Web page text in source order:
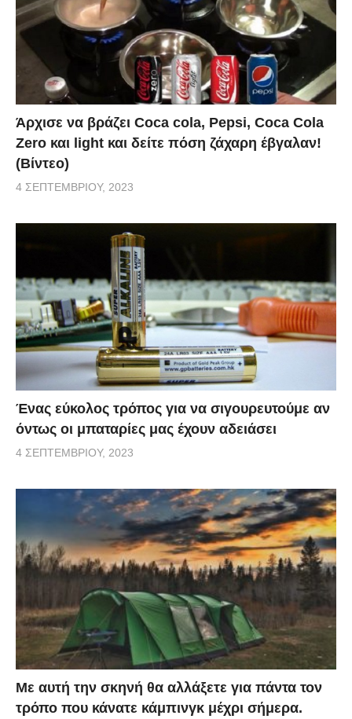
Άρχισε να βράζει Coca cola, Pepsi, Coca Cola
Zero και light και δείτε πόση ζάχαρη έβγαλαν!
(Βίντεο)
4 ΣΕΠΤΕΜΒΡΊΟΥ, 2023
Ένας εύκολος τρόπος για να σιγουρευτούμε αν
όντως οι μπαταρίες μας έχουν αδειάσει
4 ΣΕΠΤΕΜΒΡΊΟΥ, 2023
Με αυτή την σκηνή θα αλλάξετε για πάντα τον
τρόπο που κάνατε κάμπινγκ μέχρι σήμερα.